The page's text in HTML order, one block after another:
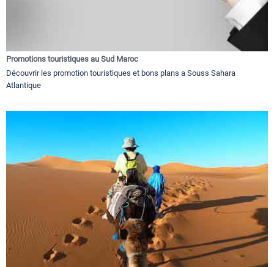
Promotions touristiques au Sud Maroc
Découvrir les promotion touristiques et bons plans a Souss Sahara
Atlantique